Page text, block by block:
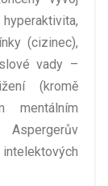
(cizinec),
vady –
(kromě
mentálním